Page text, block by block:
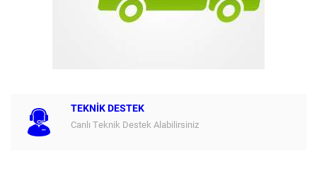
TEKNİK DESTEK
Canlı Teknik Destek Alabilirsiniz